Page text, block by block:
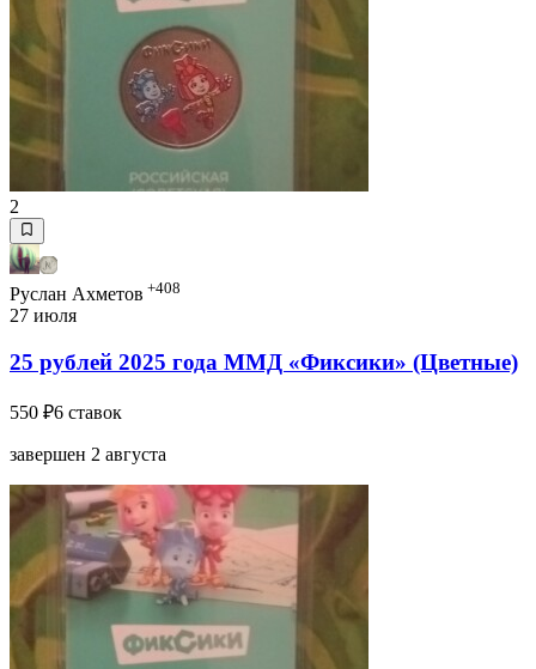
2
Руслан Ахметов +408
27 июля
25 рублей 2025 года ММД «Фиксики» (Цветные)
550 ₽6 ставок
завершен 2 августа